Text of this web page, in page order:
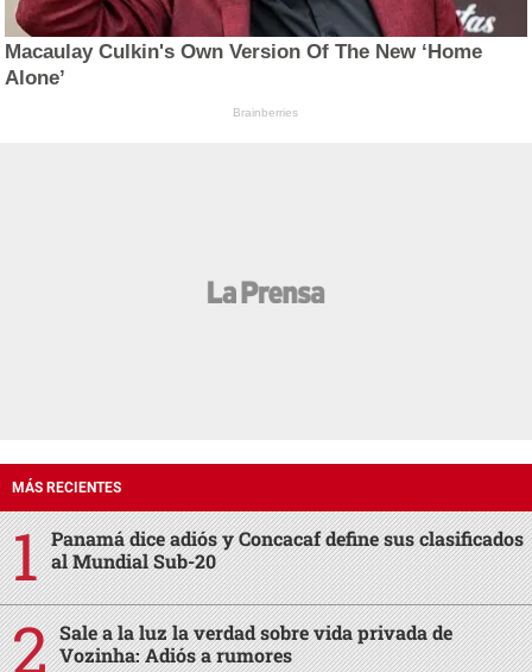
Macaulay Culkin's Own Version Of The New ‘Home
Alone’
Brainberries
MÁS RECIENTES
Panamá dice adiós y Concacaf define sus clasificados
al Mundial Sub-20
Sale a la luz la verdad sobre vida privada de
Vozinha: Adiós a rumores